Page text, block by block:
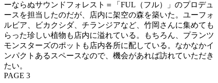
ーならぬサウンドフォレスト＝「FUL（フル）」のプロデュ
ースを担当したのだが、店内に架空の森を築いた。ユーフォ
ルビア、ビカクシダ、チランジアなど、竹岡さんに集めても
らった珍しい植物も店内に溢れている。もちろん、プランツ
モンスターズのポットも店内各所に配している。なかなかイ
ンパクトあるスペースなので、機会があれば訪れていただき
たい。
PAGE 3